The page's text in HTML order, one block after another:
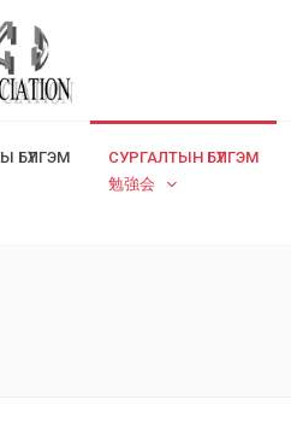
БҮЛГЭМ
СУРГАЛТЫН БҮЛГЭМ
勉強会